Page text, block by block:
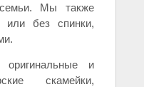
Мы также
или без спинки,
и
скамейки,